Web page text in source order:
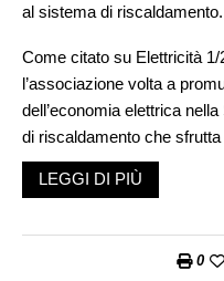
al sistema di riscaldamento.
Come citato su Elettricità
l’associazione volta a
dell’economia elettrica
di riscaldamento che
funzione già nel 1938 a
all’acqua del fiume
sviluppo. Il concetto è
LEGGI DI PIÙ
0